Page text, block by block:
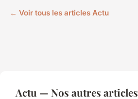
← Voir tous les articles Actu
Actu — Nos autres articles